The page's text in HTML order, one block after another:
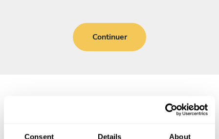
Consent Details About
Continuer
Questions fréquemment
posées